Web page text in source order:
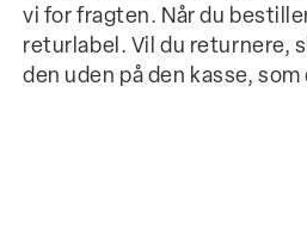
vi for fragten. Når du
returlabel. Vil du returnere,
den uden på den kasse,